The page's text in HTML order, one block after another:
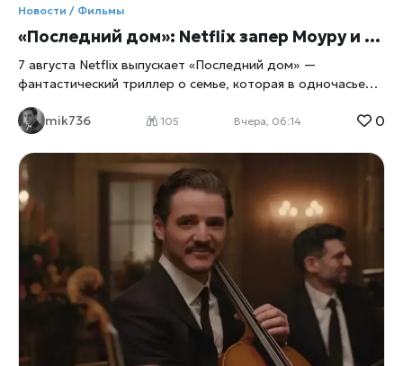
Новости / Фильмы
«Последний дом»: Netflix запер Моуру и Ли в их же доме
7 августа Netflix выпускает «Последний дом» —
фантастический триллер о семье, которая в одночасье
роли исполнили Вагнер Моура и Грета Ли, а для
разбираться в физиологии паники не по книжкам, а с
помощью настоящего специалиста по выживанию. Дом
как ловушка Сюжет прост до жути: обычная семья из
четырёх человек просыпается и обнаруживает, что
выбраться наружу больше нельзя, сообщаетxrust. Двери,
окна, любые щели — всё наглухо запечатано. Снаружи
маячит нечто, природа которого до самого финала
остаётся загадкой, а внутри стремительно тают запасы
еды и воды. Дальше — вопрос на выживание: либо герои
учатся действовать сообща, либо сходят с ума
поодиночке, запертые вместе с собственными страхами и
mik736 105 Вчера, 06:14 0